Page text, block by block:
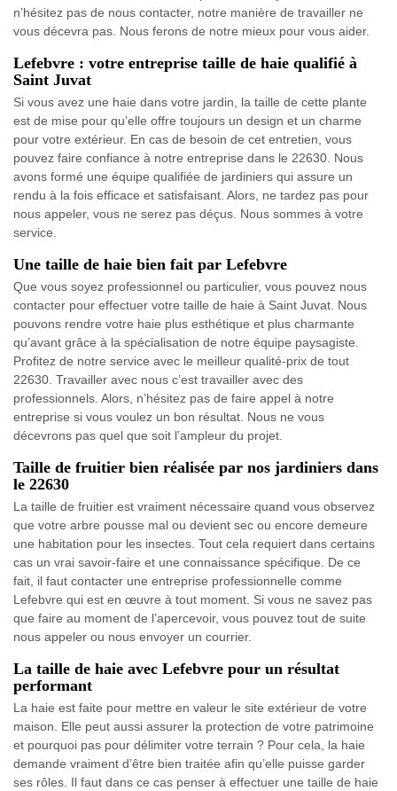
n’hésitez pas de nous contacter, notre manière de travailler ne
vous décevra pas. Nous ferons de notre mieux pour vous aider.
Lefebvre : votre entreprise taille de haie qualifié à
Saint Juvat
Si vous avez une haie dans votre jardin, la taille de cette plante
est de mise pour qu’elle offre toujours un design et un charme
pour votre extérieur. En cas de besoin de cet entretien, vous
pouvez faire confiance à notre entreprise dans le 22630. Nous
avons formé une équipe qualifiée de jardiniers qui assure un
rendu à la fois efficace et satisfaisant. Alors, ne tardez pas pour
nous appeler, vous ne serez pas déçus. Nous sommes à votre
service.
Une taille de haie bien fait par Lefebvre
Que vous soyez professionnel ou particulier, vous pouvez nous
contacter pour effectuer votre taille de haie à Saint Juvat. Nous
pouvons rendre votre haie plus esthétique et plus charmante
qu’avant grâce à la spécialisation de notre équipe paysagiste.
Profitez de notre service avec le meilleur qualité-prix de tout
22630. Travailler avec nous c’est travailler avec des
professionnels. Alors, n’hésitez pas de faire appel à notre
entreprise si vous voulez un bon résultat. Nous ne vous
décevrons pas quel que soit l’ampleur du projet.
Taille de fruitier bien réalisée par nos jardiniers dans
le 22630
La taille de fruitier est vraiment nécessaire quand vous observez
que votre arbre pousse mal ou devient sec ou encore demeure
une habitation pour les insectes. Tout cela requiert dans certains
cas un vrai savoir-faire et une connaissance spécifique. De ce
fait, il faut contacter une entreprise professionnelle comme
Lefebvre qui est en œuvre à tout moment. Si vous ne savez pas
que faire au moment de l’apercevoir, vous pouvez tout de suite
nous appeler ou nous envoyer un courrier.
La taille de haie avec Lefebvre pour un résultat
performant
La haie est faite pour mettre en valeur le site extérieur de votre
maison. Elle peut aussi assurer la protection de votre patrimoine
et pourquoi pas pour délimiter votre terrain ? Pour cela, la haie
demande vraiment d’être bien traitée afin qu’elle puisse garder
ses rôles. Il faut dans ce cas penser à effectuer une taille de haie